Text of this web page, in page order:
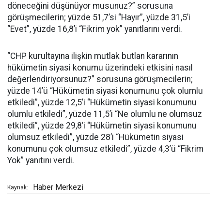
döneceğini düşünüyor musunuz?” sorusuna
görüşmecilerin; yüzde 51,7’si “Hayır”, yüzde 31,5’i
“Evet”, yüzde 16,8’i “Fikrim yok” yanıtlarını verdi.
“CHP kurultayına ilişkin mutlak butlan kararının
hükümetin siyasi konumu üzerindeki etkisini nasıl
değerlendiriyorsunuz?” sorusuna görüşmecilerin;
yüzde 14’ü “Hükümetin siyasi konumunu çok olumlu
etkiledi”, yüzde 12,5’i “Hükümetin siyasi konumunu
olumlu etkiledi”, yüzde 11,5’i “Ne olumlu ne olumsuz
etkiledi”, yüzde 29,8’i “Hükümetin siyasi konumunu
olumsuz etkiledi”, yüzde 28’i “Hükümetin siyasi
konumunu çok olumsuz etkiledi”, yüzde 4,3’ü “Fikrim
Yok” yanıtını verdi.
Kaynak: Haber Merkezi